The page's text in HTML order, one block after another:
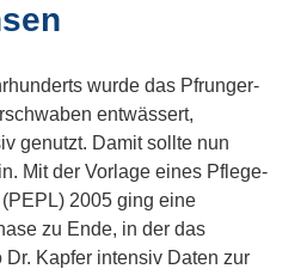
wurde das Pfrunger-
entwässert,
genutzt. Damit sollte nun
Mit der Vorlage eines Pflege-
2005 ging eine
zu Ende, in der das
Kapfer intensiv Daten zur